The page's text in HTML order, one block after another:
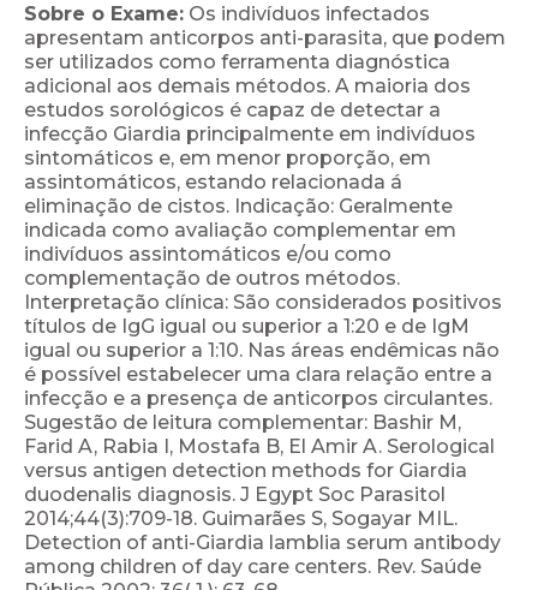
Sobre o Exame: Os indivíduos infectados
apresentam anticorpos anti-parasita, que podem
ser utilizados como ferramenta diagnóstica
adicional aos demais métodos. A maioria dos
estudos sorológicos é capaz de detectar a
infecção Giardia principalmente em indivíduos
sintomáticos e, em menor proporção, em
assintomáticos, estando relacionada á
eliminação de cistos. Indicação: Geralmente
indicada como avaliação complementar em
indivíduos assintomáticos e/ou como
complementação de outros métodos.
Interpretação clínica: São considerados positivos
títulos de IgG igual ou superior a 1:20 e de IgM
igual ou superior a 1:10. Nas áreas endêmicas não
é possível estabelecer uma clara relação entre a
infecção e a presença de anticorpos circulantes.
Sugestão de leitura complementar: Bashir M,
Farid A, Rabia I, Mostafa B, El Amir A. Serological
versus antigen detection methods for Giardia
duodenalis diagnosis. J Egypt Soc Parasitol
2014;44(3):709-18. Guimarães S, Sogayar MIL.
Detection of anti-Giardia lamblia serum antibody
among children of day care centers. Rev. Saúde